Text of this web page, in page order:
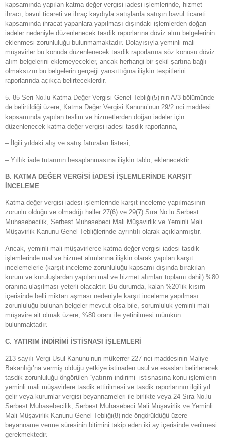
kapsamında yapılan katma değer vergisi iadesi işlemlerinde, hizmet
ihracı, bavul ticareti ve ihraç kaydıyla satışlarda satışın bavul ticareti
kapsamında ihracat yapanlara yapılması dışındaki işlemlerden doğan
iadeler nedeniyle düzenlenecek tasdik raporlarına döviz alım belgelerinin
eklenmesi zorunluluğu bulunmamaktadır. Dolayısıyla yeminli mali
müşavirler bu konuda düzenlenecek tasdik raporlarına söz konusu döviz
alım belgelerini eklemeyecekler, ancak herhangi bir şekil şartına bağlı
olmaksızın bu belgelerin gerçeği yansıttığına ilişkin tespitlerini
raporlarında açıkça belirteceklerdir.
5. 85 Seri No.lu Katma Değer Vergisi Genel Tebliği(5)’nin A/3 bölümünde
de belirtildiği üzere; Katma Değer Vergisi Kanunu’nun 29/2 nci maddesi
kapsamında yapılan teslim ve hizmetlerden doğan iadeler için
düzenlenecek katma değer vergisi iadesi tasdik raporlarına,
– İlgili yıldaki alış ve satış faturaları listesi,
– Yıllık iade tutarının hesaplanmasına ilişkin tablo, eklenecektir.
B. KATMA DEĞER VERGİSİ İADESİ İŞLEMLERİNDE KARŞIT
İNCELEME
Katma değer vergisi iadesi işlemlerinde karşıt inceleme yapılmasının
zorunlu olduğu ve olmadığı haller 27(6) ve 29(7) Sıra No.lu Serbest
Muhasebecilik, Serbest Muhasebeci Mali Müşavirlik ve Yeminli Mali
Müşavirlik Kanunu Genel Tebliğlerinde ayrıntılı olarak açıklanmıştır.
Ancak, yeminli mali müşavirlerce katma değer vergisi iadesi tasdik
işlemlerinde mal ve hizmet alımlarına ilişkin olarak yapılan karşıt
incelemelerle (karşıt inceleme zorunluluğu kapsamı dışında bırakılan
kurum ve kuruluşlardan yapılan mal ve hizmet alımları toplamı dahil) %80
oranına ulaşılması yeterli olacaktır. Bu durumda, kalan %20’lik kısım
içerisinde belli miktarı aşması nedeniyle karşıt inceleme yapılması
zorunluluğu bulunan belgeler mevcut olsa bile, sorumluluk yeminli mali
müşavire ait olmak üzere, %80 oranı ile yetinilmesi mümkün
bulunmaktadır.
C. YATIRIM İNDİRİMİ İSTİSNASI İŞLEMLERİ
213 sayılı Vergi Usul Kanunu’nun mükerrer 227 nci maddesinin Maliye
Bakanlığı’na vermiş olduğu yetkiye istinaden usul ve esasları belirlenerek
tasdik zorunluluğu öngörülen “yatırım indirimi” istisnasına konu işlemlerin
yeminli mali müşavirlere tasdik ettirilmesi ve tasdik raporlarının ilgili yıl
gelir veya kurumlar vergisi beyannameleri ile birlikte veya 24 Sıra No.lu
Serbest Muhasebecilik, Serbest Muhasebeci Mali Müşavirlik ve Yeminli
Mali Müşavirlik Kanunu Genel Tebliği(8)’nde öngörüldüğü üzere
beyanname verme süresinin bitimini takip eden iki ay içerisinde verilmesi
gerekmektedir.